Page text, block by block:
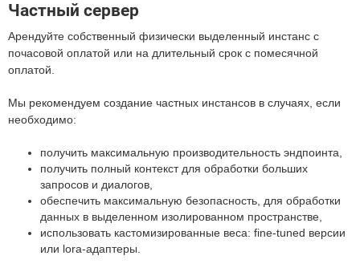
Частный сервер
Арендуйте собственный физически выделенный инстанс с
почасовой оплатой или на длительный срок с помесячной
оплатой.
Мы рекомендуем создание частных инстансов в случаях, если
необходимо:
получить максимальную производительность эндпоинта,
получить полный контекст для обработки больших
запросов и диалогов,
обеспечить максимальную безопасность, для обработки
данных в выделенном изолированном пространстве,
использовать кастомизированные веса: fine-tuned версии
или lora-адаптеры.